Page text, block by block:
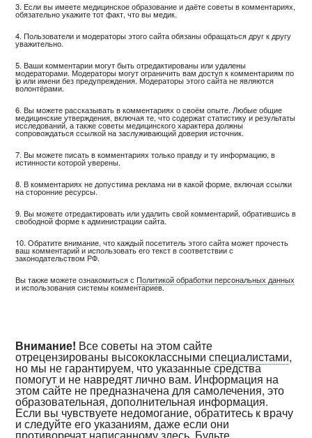
3. Если вы имеете медицинское образование и даёте советы в комментариях,
обязательно укажите тот факт, что вы медик.
4. Пользователи и модераторы этого сайта обязаны обращаться друг к другу
уважительно.
5. Ваши комментарии могут быть отредактированы или удалены
модераторами. Модераторы могут ограничить вам доступ к комментариям по
ip или имени без предупреждения. Модераторы этого сайта не являются
волонтёрами.
6. Вы можете рассказывать в комментариях о своём опыте. Любые общие
медицинские утверждения, включая те, что содержат статистику и результаты
исследований, а также советы медицинского характера должны
сопровождаться ссылкой на заслуживающий доверия источник.
7. Вы можете писать в комментариях только правду и ту информацию, в
истинности которой уверены.
8. В комментариях не допустима реклама ни в какой форме, включая ссылки
на сторонние ресурсы.
9. Вы можете отредактировать или удалить свой комментарий, обратившись в
свободной форме к администрации сайта.
10. Обратите внимание, что каждый посетитель этого сайта может прочесть
ваш комментарий и использовать его текст в соответствии с
законодательством РФ.
Вы также можете ознакомиться сПолитикой обработки персональных данных
и использования системы комментариев.
Внимание! Все советы на этом сайте
отрецензированы высококласснымиспециалистами,
но мы не гарантируем, что указанные средства
помогут и не навредят лично вам. Информация на
этом сайте не предназначена для самолечения, это
образовательная, дополнительная информация.
Если вы чувствуете недомогание, обратитесь к врачу
и следуйте его указаниям, даже если они